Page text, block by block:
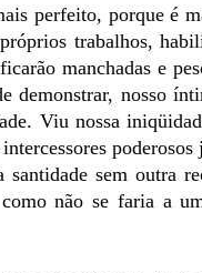
perfeito, porque é
trabalhos,
manchadas e
demonstrar, nosso
Viu nossa
santidade sem outra
não se faria a